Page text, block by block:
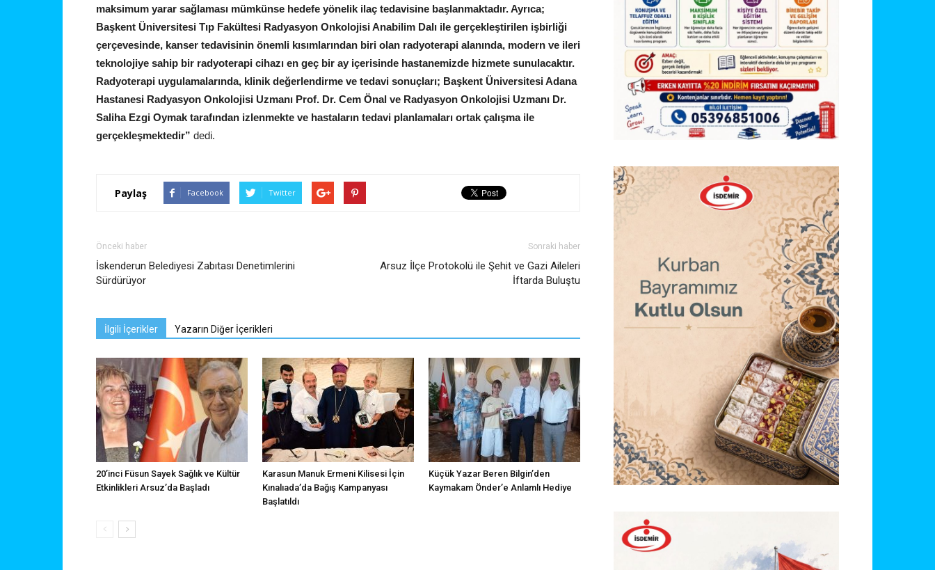
maksimum yarar sağlaması mümkünse hedefe yönelik ilaç tedavisine başlanmaktadır. Ayrıca;
Başkent Üniversitesi Tıp Fakültesi Radyasyon Onkolojisi Anabilim Dalı ile gerçekleştirilen işbirliği
çerçevesinde, kanser tedavisinin önemli kısımlarından biri olan radyoterapi alanında, modern ve ileri
teknolojiye sahip bir radyoterapi cihazı en geç bir ay içerisinde hastanemizde hizmete sunulacaktır.
Radyoterapi uygulamalarında, klinik değerlendirme ve tedavi sonuçları; Başkent Üniversitesi Adana
Hastanesi Radyasyon Onkolojisi Uzmanı Prof. Dr. Cem Önal ve Radyasyon Onkolojisi Uzmanı Dr.
Saliha Ezgi Oymak tarafından izlenmekte ve hastaların tedavi planlamaları ortak çalışma ile
gerçekleşmektedir” dedi.
Paylaş Facebook Twitter
Önceki haber
İskenderun Belediyesi Zabıtası Denetimlerini
Sürdürüyor
Sonraki haber
Arsuz İlçe Protokolü ile Şehit ve Gazi Aileleri
İftarda Buluştu
İlgili İçerikler Yazarın Diğer İçerikleri
20’inci Füsun Sayek Sağlık ve Kültür
Etkinlikleri Arsuz’da Başladı
Karasun Manuk Ermeni Kilisesi İçin
Kınalıada’da Bağış Kampanyası
Başlatıldı
Küçük Yazar Beren Bilgin’den
Kaymakam Önder’e Anlamlı Hediye